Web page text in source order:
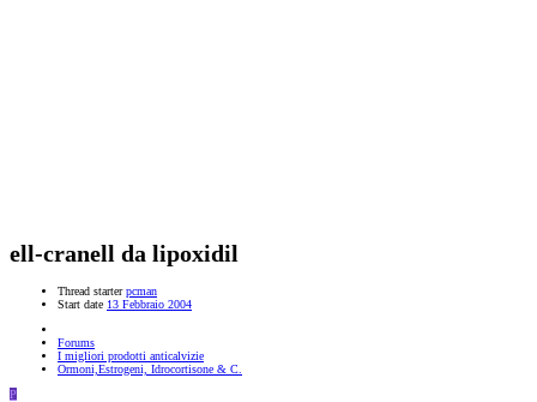
ell-cranell da lipoxidil
Thread starter pcman
Start date 13 Febbraio 2004
Forums
I migliori prodotti anticalvizie
Ormoni,Estrogeni, Idrocortisone & C.
P